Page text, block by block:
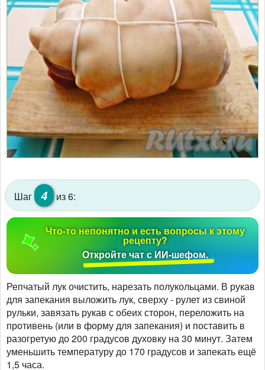
Шаг 4 из 6:
Что-то непонятно и есть вопросы к этому
рецепту?
Откройте чат с ИИ-шефом.
Репчатый лук очистить, нарезать полукольцами. В рукав
для запекания выложить лук, сверху - рулет из свиной
рульки, завязать рукав с обеих сторон, переложить на
противень (или в форму для запекания) и поставить в
разогретую до 200 градусов духовку на 30 минут. Затем
уменьшить температуру до 170 градусов и запекать ещё
1,5 часа.